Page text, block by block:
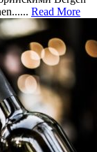
Read More